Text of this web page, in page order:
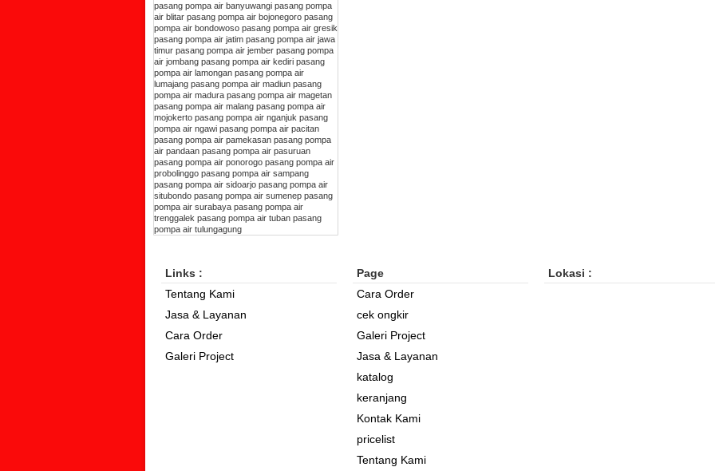
pasang pompa air banyuwangi pasang pompa
air blitar pasang pompa air bojonegoro pasang
pompa air bondowoso pasang pompa air gresik
pasang pompa air jatim pasang pompa air jawa
timur pasang pompa air jember pasang pompa
air jombang pasang pompa air kediri pasang
pompa air lamongan pasang pompa air
lumajang pasang pompa air madiun pasang
pompa air madura pasang pompa air magetan
pasang pompa air malang pasang pompa air
mojokerto pasang pompa air nganjuk pasang
pompa air ngawi pasang pompa air pacitan
pasang pompa air pamekasan pasang pompa
air pandaan pasang pompa air pasuruan
pasang pompa air ponorogo pasang pompa air
probolinggo pasang pompa air sampang
pasang pompa air sidoarjo pasang pompa air
situbondo pasang pompa air sumenep pasang
pompa air surabaya pasang pompa air
trenggalek pasang pompa air tuban pasang
pompa air tulungagung
Links :
Tentang Kami
Jasa & Layanan
Cara Order
Galeri Project
Page
Cara Order
cek ongkir
Galeri Project
Jasa & Layanan
katalog
keranjang
Kontak Kami
pricelist
Tentang Kami
Lokasi :